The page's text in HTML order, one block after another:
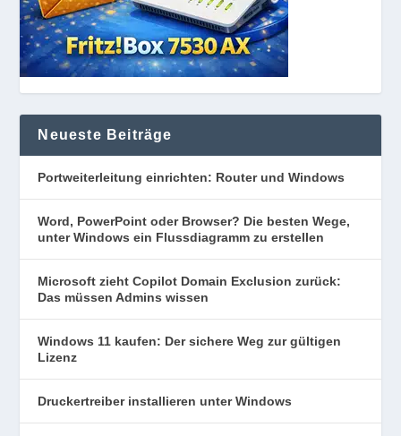
Neueste Beiträge
Portweiterleitung einrichten: Router und Windows
Word, PowerPoint oder Browser? Die besten Wege,
unter Windows ein Flussdiagramm zu erstellen
Microsoft zieht Copilot Domain Exclusion zurück:
Das müssen Admins wissen
Windows 11 kaufen: Der sichere Weg zur gültigen
Lizenz
Druckertreiber installieren unter Windows